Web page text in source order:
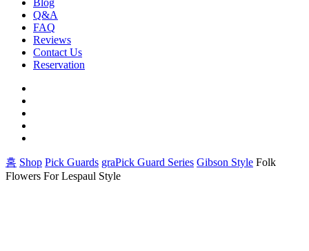
Blog
Q&A
FAQ
Reviews
Contact Us
Reservation
홈 Shop Pick Guards graPick Guard Series Gibson Style Folk
Flowers For Lespaul Style